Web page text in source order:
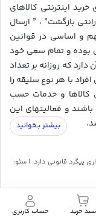
اینترنتی کالاهای
بازگشت” ، ” ارسال
و اساسی در قوانین
بوده و تمام سعی خود
دارد که روزانه بر تعداد
با هر نوع سلیقه را
کالاها و خدمات حسب
و فعالیتهای این
پیگرد قانونی دارد. | سئو:
سبد خرید حساب کاربری